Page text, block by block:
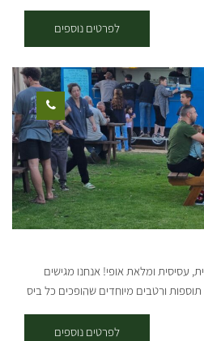
אזור למדורה ומנגל. ניתן להשכיר את
ריטריטים, ארועים קטנים וכיוצ"ב.
יומי עד 25 איש. ניתן להתארח וללון ליחידים, משפחות
*עד 9 אנשים ב-2 היחידות. ניתן להזמין מראש: סיור, שיחה, הכרות
ויצירה באדמה (חד פעמי או יותר)
(4 מפגשים או יותר) קליעה בגבעולי בננות, סנסני דקל
במפגשי תרבות ופנאי
שהמארחת מארגנת מדי פעם. [gallery link="file" columns="4"
לפרטים נוספים
דרומית, עסיסית ומלאת אופי! אנחנו מגישים
תוספות ורטבים מיוחדים שהופכים כל ביס
באוויר הפתוח. אוכל טוב, אווירה
לפרטים נוספים